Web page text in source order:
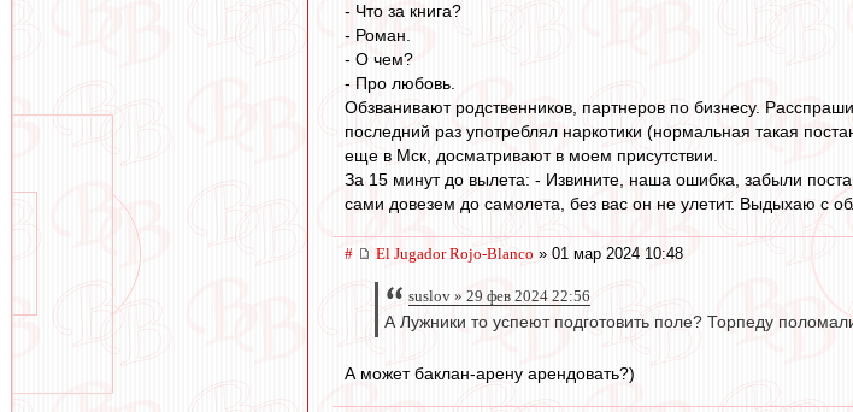
- Что за книга?
- Роман.
- О чем?
- Про любовь.
Обзванивают родственников, партнеров по бизнесу.
последний раз употреблял наркотики (нормальная такая
еще в Мск, досматривают в моем присутствии.
За 15 минут до вылета: - Извините, наша ошибка, забыли
сами довезем до самолета, без вас он не улетит. Выдыхаю с
# El Jugador Rojo-Blanco » 01 мар 2024 10:48
suslov » 29 фев 2024 22:56
А Лужники то успеют подготовить поле? Торпеду
А может баклан-арену арендовать?)